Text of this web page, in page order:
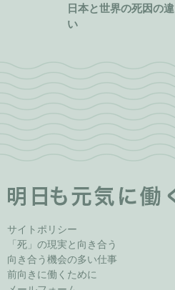
日本と世界の死因の違
い
サイトポリシー
「死」の現実と向き合う
向き合う機会の多い仕事
前向きに働くために